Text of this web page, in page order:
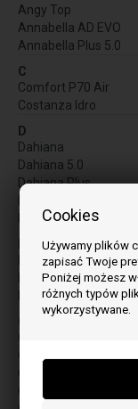
Cookies
Używamy plików
zapisać Twoje
Poniżej możesz
różnych typów
wykorzystywane.
Angy Top
Annabella AD EVO
Annabella Plus 5.0
C
Comfort P70 Air
Costanza Idro
D
Dahiana
Dahiana 5.0
Dahiana Plus
Daihana Plus VHF
Evelyne Idro
Evelyne Idro 2.0
G
Gabriella
Gabriella Plus
Giusy EVO
Giusy EVO Plus 2.0